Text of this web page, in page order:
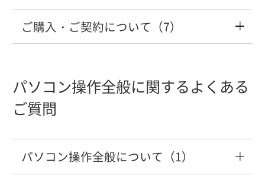
【明細】コグニセブンで見積りした部品
か？
【消費税】〔内税〕・〔外税〕の切替方
法について教えてください。また、見積
り作成中の画面でも切り替えはできます
た」が表示される
インストールを実施してご利用下さ
い。」が表示される。
【ワークスペース容量拡大】自動バック
【保険外修理案件】利用する店舗と店舗
数の変更方法について
【保険外修理案件】作成方法について
コグニセブンから連携する際に「システ
「非対応のファイル形式」と表示され画
「画像ファイルのサムネイル作成処理に
コグニセブンと連携するためのセットア
ップ方法を知りたい。
コグニセブンからコグニフォトベースへ
連携すると「エラーが発生しました」
「サーバとの通信に失敗しました」と表
示される
メールアドレスを変更したい
コーションプレートやオドメーター、車
検証の撮影をとばして、その他の写真を
撮影に慣れてきたので撮影ガイドを非表
示にしたい。
「写真の保存に失敗しました（番
号:9002）」と表示される。
撮影した写真/車検証読取情報をワークス
ペースへ送りたい
スマートフォン内に保存されている写真
を取り込みたい
撮影した写真を「写真」アプリへ追加し
たい。
iOSシェア機能が利用できるか知りたい。
い。
作等の講習会などは開いていますか？
ご購入・ご契約について（7）
ですか？
パソコン操作全般に関するよくある
ご質問
パソコン操作全般について（1）